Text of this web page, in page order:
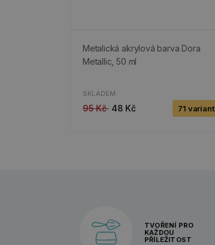
Metalická akrylová barva Dora
Metallic, 50 ml
SKLADEM
95 Kč 48 Kč 71 variant
TVOŘENÍ PRO
KAŽDOU
PŘÍLEŽITOST